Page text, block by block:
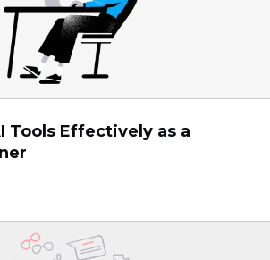
Tools Effectively as a